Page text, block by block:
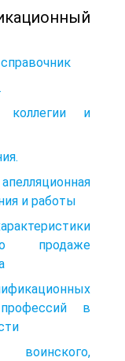
и
и работы
продаже
в